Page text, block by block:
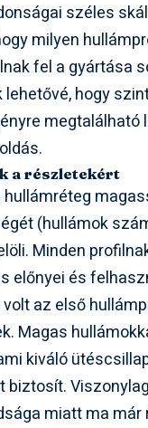
széles
milyen
fel a gyártása
hogy
megtalálható
a részletekért
(hullámok
Minden
előnyei és
volt az első
Magas
kiváló
biztosít.
miatt ma már